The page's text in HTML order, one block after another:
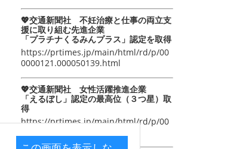
💖交通新聞社 不妊治療と仕事の両立支
援に取り組む先進企業
「プラチナくるみんプラス」認定を取得
https://prtimes.jp/main/html/rd/p/00
0000121.000050139.html
💖交通新聞社 女性活躍推進企業
「えるぼし」認定の最高位（３つ星）取
得
https://prtimes.jp/main/html/rd/p/00